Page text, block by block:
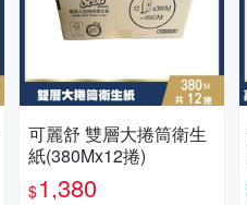
可麗舒 雙層大捲筒衛生
紙(380Mx12捲)
$1,380